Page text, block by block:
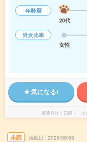
年齢層
20代
男女比率
女性
気になる!
派遣会社 日研トー
未読 掲載日 2026/08/03